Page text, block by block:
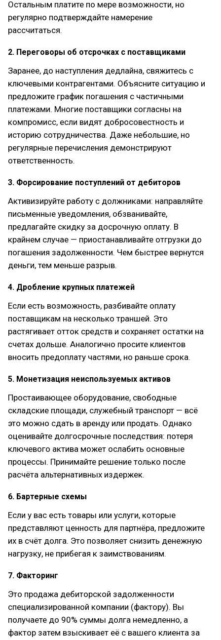
Остальным платите по мере возможности, но
регулярно подтверждайте намерение
рассчитаться.
2. Переговоры об отсрочках с поставщиками
Заранее, до наступления дедлайна, свяжитесь с
ключевыми контрагентами. Объясните ситуацию и
предложите график погашения с частичными
платежами. Многие поставщики согласны на
компромисс, если видят добросовестность и
историю сотрудничества. Даже небольшие, но
регулярные перечисления демонстрируют
ответственность.
3. Форсирование поступлений от дебиторов
Активизируйте работу с должниками: направляйте
письменные уведомления, обзванивайте,
предлагайте скидку за досрочную оплату. В
крайнем случае — приостанавливайте отгрузки до
погашения задолженности. Чем быстрее вернутся
деньги, тем меньше разрыв.
4. Дробление крупных платежей
Если есть возможность, разбивайте оплату
поставщикам на несколько траншей. Это
растягивает отток средств и сохраняет остатки на
счетах дольше. Аналогично просите клиентов
вносить предоплату частями, но раньше срока.
5. Монетизация неиспользуемых активов
Простаивающее оборудование, свободные
складские площади, служебный транспорт — всё
это можно сдать в аренду или продать. Однако
оценивайте долгосрочные последствия: потеря
ключевого актива может ослабить основные
процессы. Принимайте решение только после
расчёта альтернативных издержек.
6. Бартерные схемы
Если у вас есть товары или услуги, которые
представляют ценность для партнёра, предложите
их в счёт долга. Это позволяет снизить денежную
нагрузку, не прибегая к заимствованиям.
7. Факторинг
Это продажа дебиторской задолженности
специализированной компании (фактору). Вы
получаете до 90% суммы долга немедленно, а
фактор затем взыскивает её с вашего клиента за